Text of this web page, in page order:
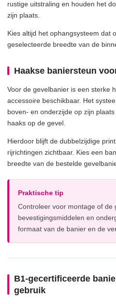
rustige uitstraling en houden het
zijn plaats.
Kies altijd het ophangsysteem dat
geselecteerde breedte van de
Haakse baniersteun
Voor de gevelbanier is een sterke
accessoire beschikbaar. Het
boven- en onderzijde op zijn
haaks op de gevel.
Hierdoor blijft de dubbelzijdige
rijrichtingen zichtbaar. Kies een
breedte van de bestelde
Praktische tip
Controleer voor montage of de
bevestigingsmiddelen en
formaat van de banier en de
B1-gecertificeerde
gebruik